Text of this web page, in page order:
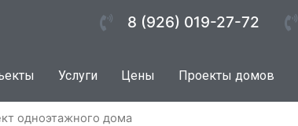
8 (926) 019-27-72
Услуги Цены Проекты домов
одноэтажного дома